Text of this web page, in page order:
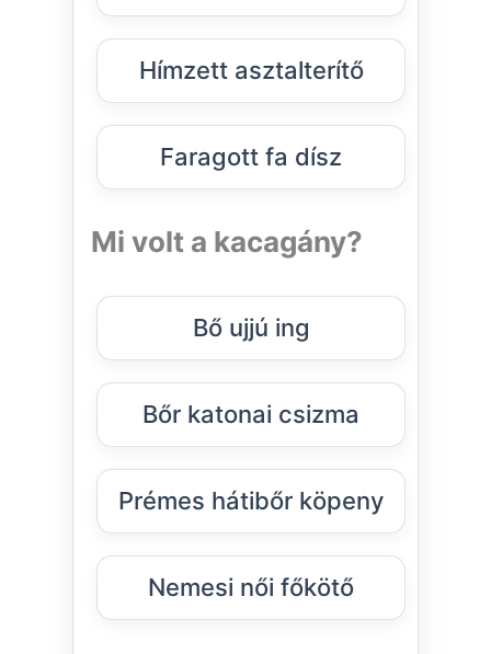
Hímzett asztalterítő
Faragott fa dísz
Mi volt a kacagány?
Bő ujjú ing
Bőr katonai csizma
Prémes hátibőr köpeny
Nemesi női főkötő